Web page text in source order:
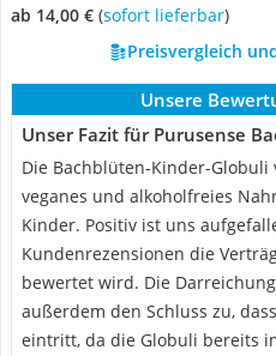
ab 14,00 € ( Sofort lieferbar)
Preisvergleich
Unsere
Unser Fazit für Purusense
Die Bachblüten-Kinder-Globuli
veganes und alkoholfreies
Kinder. Positiv ist uns
Kundenrezensionen die
bewertet wird. Die
außerdem den Schluss zu,
eintritt, da die Globuli bereits